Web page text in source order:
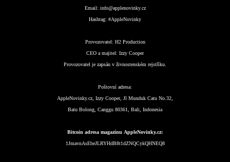
Email: info@applenovinky.cz
Hashtag: #AppleNovinky
Provozovatel: H2 Production
CEO a majitel: Izzy Cooper
Provozovatel je zapsán v živnostenském rejstříku.
Poštovní adresa:
AppleNovinky.cz, Izzy Cooper, Jl Munduk Catu No.32,
Batu Bolong, Canggu 80361, Bali, Indonesia
Bitcoin adresa magazínu AppleNovinky.cz:
1JmavnAsEbeJLRYHdB8t1dZNQCykQHNEQ8